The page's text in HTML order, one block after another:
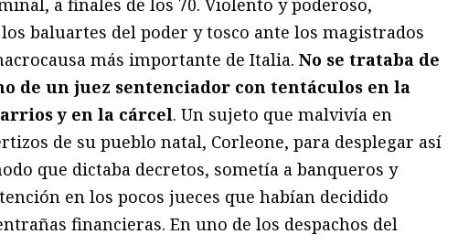
a finales de los 70. Violento y poderoso,
baluartes del poder y tosco ante los magistrados
más importante de Italia. No se trataba de
de un juez sentenciador con tentáculos en la
y en la cárcel. Un sujeto que malvivía en
de su pueblo natal, Corleone, para desplegar así
que dictaba decretos, sometía a banqueros y
en los pocos jueces que habían decidido
financieras. En uno de los despachos del